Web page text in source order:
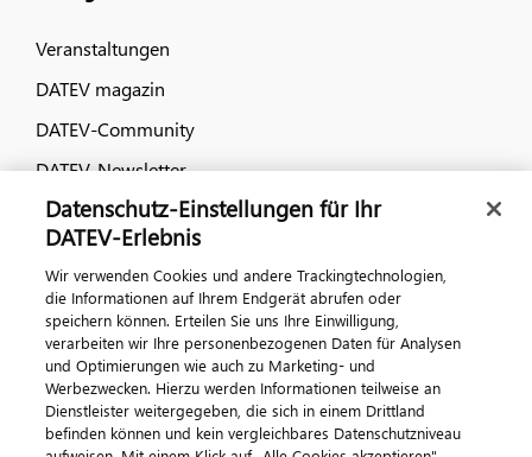
Veranstaltungen
DATEV magazin
DATEV-Community
DATEV-Newsletter
Kontaktieren Sie uns
Datenschutz-Einstellungen für Ihr
DATEV-Erlebnis
Wir verwenden Cookies und andere Trackingtechnologien,
die Informationen auf Ihrem Endgerät abrufen oder
speichern können. Erteilen Sie uns Ihre Einwilligung,
verarbeiten wir Ihre personenbezogenen Daten für Analysen
und Optimierungen wie auch zu Marketing- und
Werbezwecken. Hierzu werden Informationen teilweise an
Dienstleister weitergegeben, die sich in einem Drittland
befinden können und kein vergleichbares Datenschutzniveau